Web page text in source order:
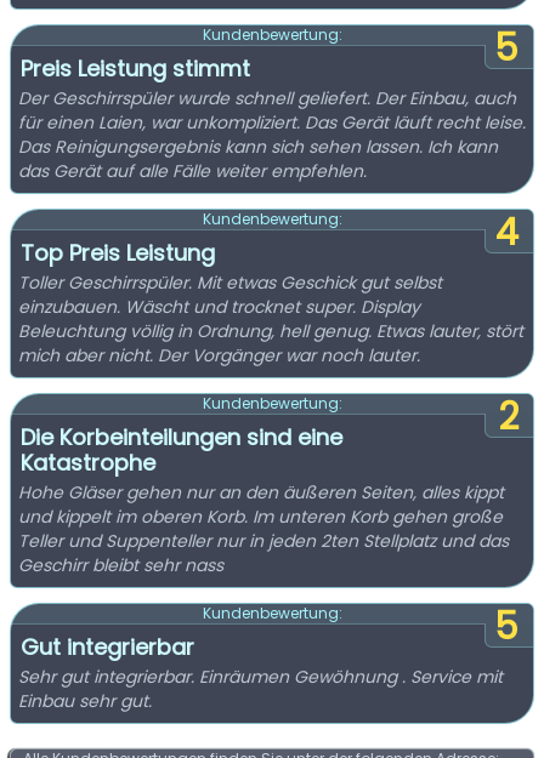
5
Kundenbewertung:
Preis Leistung stimmt
Der Geschirrspüler wurde schnell geliefert. Der Einbau, auch
für einen Laien, war unkompliziert. Das Gerät läuft recht leise.
Das Reinigungsergebnis kann sich sehen lassen. Ich kann
das Gerät auf alle Fälle weiter empfehlen.
4
Kundenbewertung:
Top Preis Leistung
Toller Geschirrspüler. Mit etwas Geschick gut selbst
einzubauen. Wäscht und trocknet super. Display
Beleuchtung völlig in Ordnung, hell genug. Etwas lauter, stört
mich aber nicht. Der Vorgänger war noch lauter.
2
Kundenbewertung:
Die Korbeinteilungen sind eine
Katastrophe
Hohe Gläser gehen nur an den äußeren Seiten, alles kippt
und kippelt im oberen Korb. Im unteren Korb gehen große
Teller und Suppenteller nur in jeden 2ten Stellplatz und das
Geschirr bleibt sehr nass
5
Kundenbewertung:
Gut integrierbar
Sehr gut integrierbar. Einräumen Gewöhnung . Service mit
Einbau sehr gut.